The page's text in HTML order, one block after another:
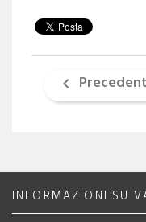

INFORMAZIONI SU